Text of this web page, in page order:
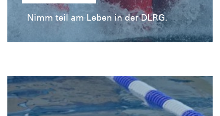
Nimm teil am Leben in der DLRG.